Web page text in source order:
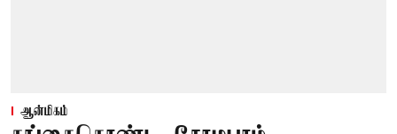
ஆன்மிகம்